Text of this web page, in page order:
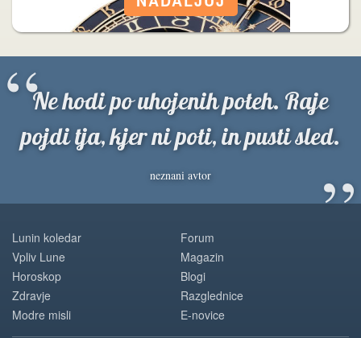
Ne hodi po uhojenih poteh. Raje
pojdi tja, kjer ni poti, in pusti sled.
neznani avtor ”
“
Lunin koledar
Vpliv Lune
Horoskop
Zdravje
Modre misli
Forum
Magazin
Blogi
Razglednice
E-novice